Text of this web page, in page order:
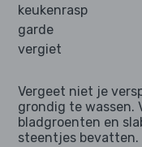
keukenrasp
garde
vergiet
Vergeet niet je
grondig te wassen.
bladgroenten en
steentjes bevatten.